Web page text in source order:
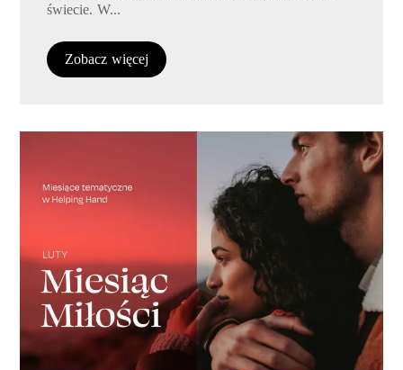
świecie. W...
Zobacz więcej